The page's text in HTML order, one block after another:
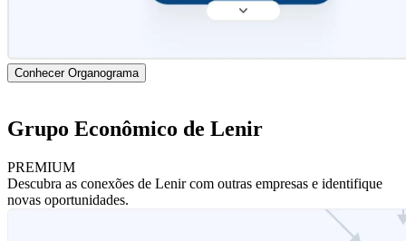
Conhecer Organograma
Grupo Econômico de Lenir
PREMIUM
Descubra as conexões de Lenir com outras empresas e identifique
novas oportunidades.